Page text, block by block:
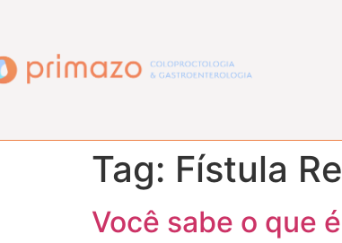
Tag: Fístula
Você sabe o que